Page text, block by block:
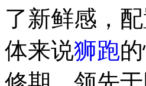
了新鲜感，
体来说狮跑